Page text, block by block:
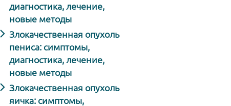
диагностика, лечение,
новые методы
Злокачественная опухоль
пениса: симптомы,
диагностика, лечение,
новые методы
Злокачественная опухоль
яичка: симптомы,